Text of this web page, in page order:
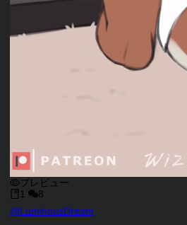
プレビュー
1
8
キャラクタークリエイター
@LuminousDream